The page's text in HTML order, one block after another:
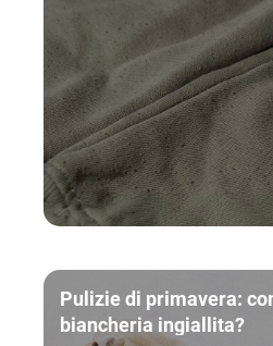
Pulizie di primavera:
biancheria ingiallita?